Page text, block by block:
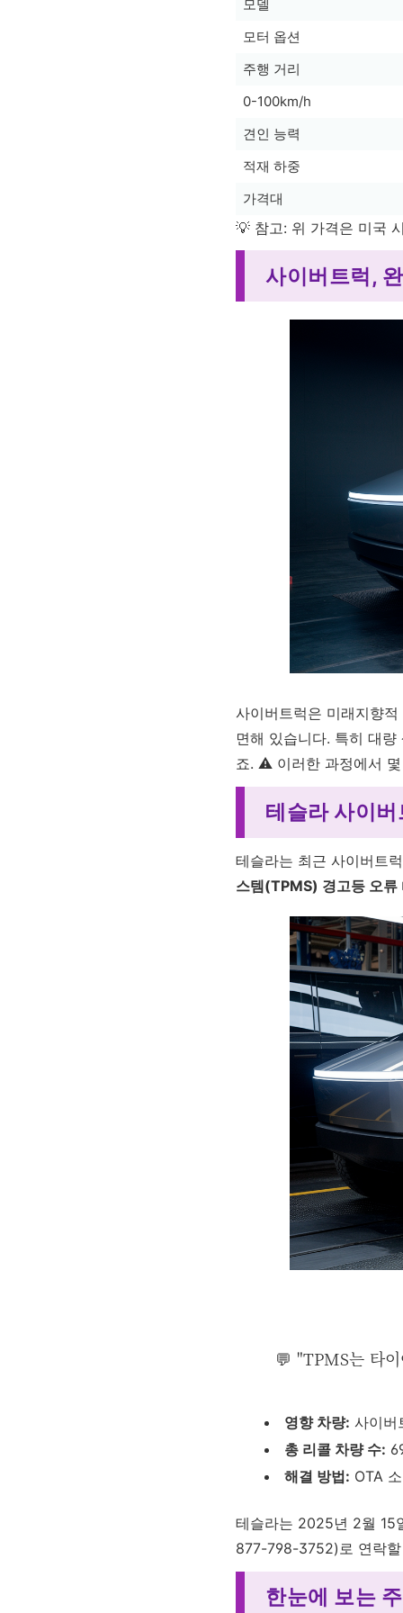
모델
모터 옵션
주행 거리
0-100km/h
견인 능력
적재 하중
가격대
💡 참고: 위 가격은 미국
사이버트럭,
사이버트럭은 미래지향
면해 있습니다. 특히 대
죠. ⚠️ 이러한 과정에서
테슬라 사이
테슬라는 최근 사이버트
스템(TPMS) 경고등 오류
💬 "TPMS는 타
영향 차량: 사이
총 리콜 차량 수:
해결 방법: OTA
테슬라는 2025년 2월 15
877-798-3752)로 연락
한눈에 보는